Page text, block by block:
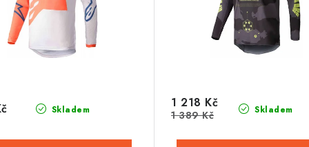
Skladem Skladem
1 218 Kč
1 389 Kč